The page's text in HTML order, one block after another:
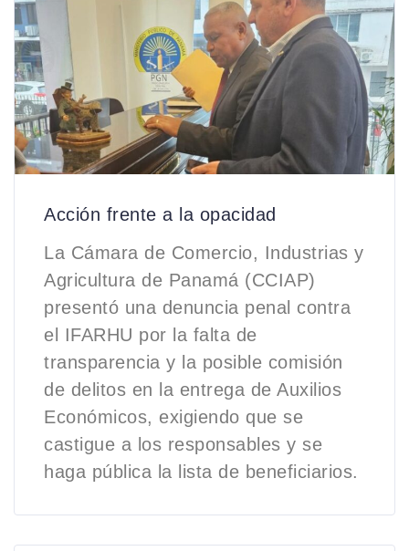
Acción frente a la opacidad
La Cámara de Comercio, Industrias y
Agricultura de Panamá (CCIAP)
presentó una denuncia penal contra
el IFARHU por la falta de
transparencia y la posible comisión
de delitos en la entrega de Auxilios
Económicos, exigiendo que se
castigue a los responsables y se
haga pública la lista de beneficiarios.